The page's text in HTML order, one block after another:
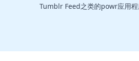
Tumblr Feed之类的powr应用程